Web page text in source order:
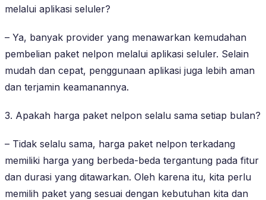
melalui aplikasi seluler?
– Ya, banyak provider yang menawarkan kemudahan
pembelian paket nelpon melalui aplikasi seluler. Selain
mudah dan cepat, penggunaan aplikasi juga lebih aman
dan terjamin keamanannya.
3. Apakah harga paket nelpon selalu sama setiap bulan?
– Tidak selalu sama, harga paket nelpon terkadang
memiliki harga yang berbeda-beda tergantung pada fitur
dan durasi yang ditawarkan. Oleh karena itu, kita perlu
memilih paket yang sesuai dengan kebutuhan kita dan